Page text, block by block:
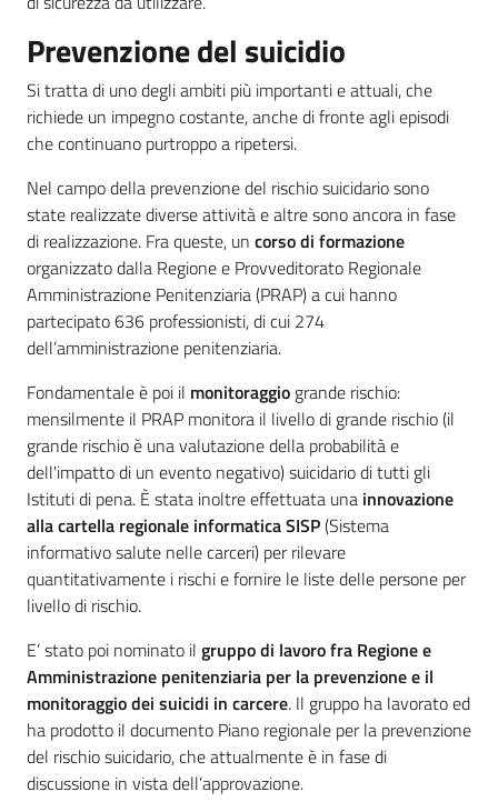
Prevenzione del suicidio
Si tratta di uno degli ambiti più importanti e attuali, che
richiede un impegno costante, anche di fronte agli episodi
che continuano purtroppo a ripetersi.
Nel campo della prevenzione del rischio suicidario sono
state realizzate diverse attività e altre sono ancora in fase
di realizzazione. Fra queste, un corso di formazione
organizzato dalla Regione e Provveditorato Regionale
Amministrazione Penitenziaria (PRAP) a cui hanno
partecipato 636 professionisti, di cui 274
dell’amministrazione penitenziaria.
Fondamentale è poi il monitoraggio grande rischio:
mensilmente il PRAP monitora il livello di grande rischio (il
grande rischio è una valutazione della probabilità e
dell'impatto di un evento negativo) suicidario di tutti gli
Istituti di pena. È stata inoltre effettuata una innovazione
alla cartella regionale informatica SISP(Sistema
informativo salute nelle carceri) per rilevare
quantitativamente i rischi e fornire le liste delle persone per
livello di rischio.
E’ stato poi nominato il gruppo di lavoro fra Regione e
Amministrazione penitenziaria per la prevenzione e il
monitoraggio dei suicidi in carcere. Il gruppo ha lavorato ed
ha prodotto il documento Piano regionale per la prevenzione
del rischio suicidario, che attualmente è in fase di
discussione in vista dell’approvazione.